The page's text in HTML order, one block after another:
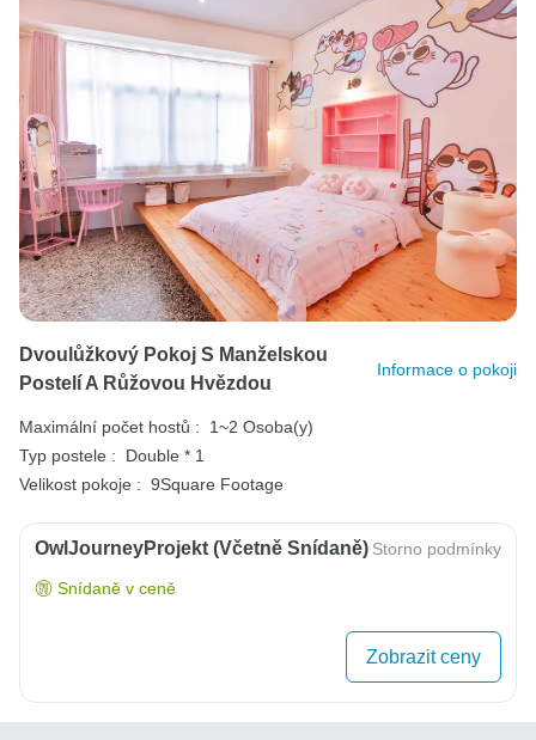
Dvoulůžkový Pokoj S Manželskou
Postelí A Růžovou Hvězdou
Informace o pokoji
Maximální počet hostů :
1~2 Osoba(y)
Typ postele :
Double * 1
Velikost pokoje : 9Square Footage
OwlJourneyProjekt (včetně Snídaně) Storno podmínky
Snídaně v ceně
Zobrazit ceny